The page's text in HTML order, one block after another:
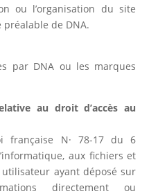
ou l’organisation du site
préalable de DNA.
par DNA ou les marques
au droit d’accès au
française N· 78-17 du 6
aux fichiers et
ayant déposé sur
directement ou